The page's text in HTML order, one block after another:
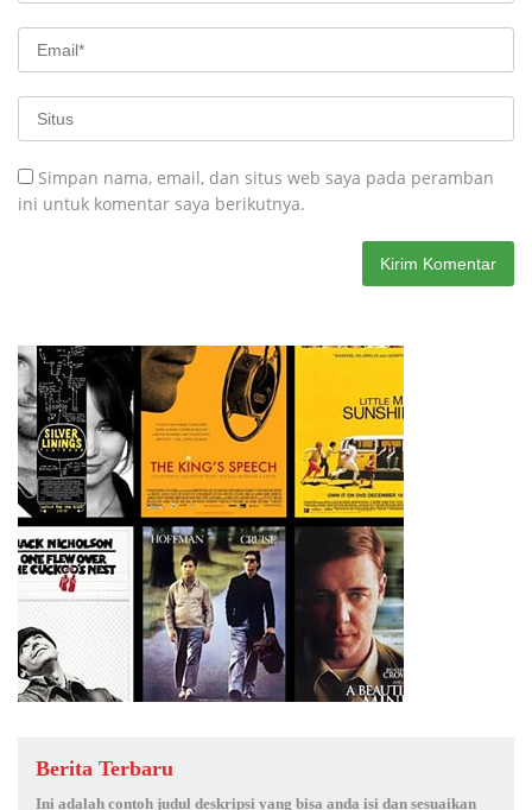
Simpan nama, email, dan situs web saya pada peramban
ini untuk komentar saya berikutnya.
Berita Terbaru
Ini adalah contoh judul deskripsi yang bisa anda isi dan sesuaikan